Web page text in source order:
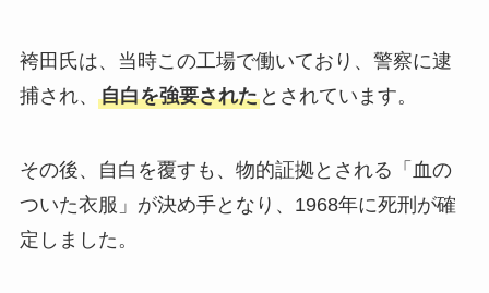
袴田氏は、当時この工場で働いており、警察に逮
捕され、 自白を強要されたとされています。
その後、自白を覆すも、物的証拠とされる「血の
ついた衣服」が決め手となり、1968年に死刑が確
定しました。